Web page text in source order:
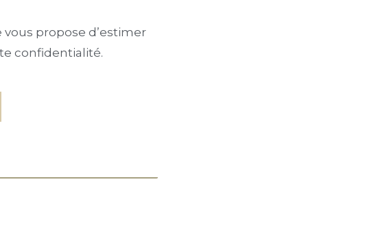
propose d’estimer
confidentialité.